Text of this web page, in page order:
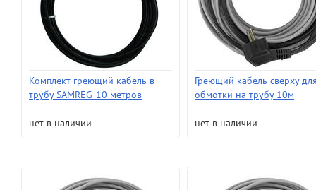
Комплект греющий кабель в
трубу SAMREG-10 метров
нет в наличии
Греющий кабель сверху
обмотки на трубу 10м
нет в наличии